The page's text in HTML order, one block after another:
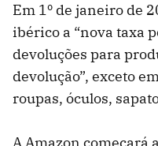
Em 1º de janeiro de
ibérico a “nova taxa
devoluções para
devolução”, exceto
roupas, óculos,